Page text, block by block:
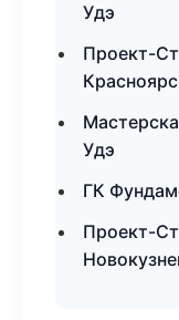
Удэ
Проект-
Удэ
ГК
Проект-